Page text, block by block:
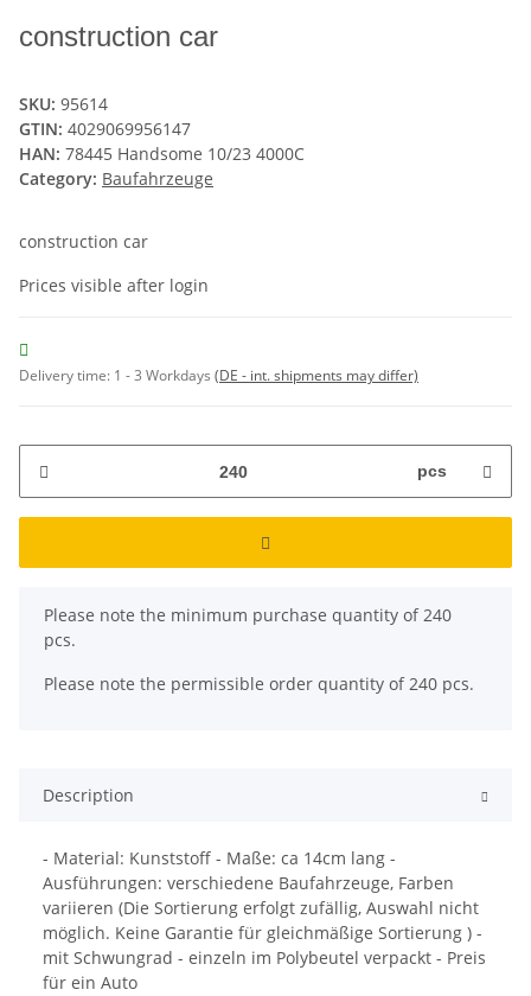
construction car
SKU: 95614
GTIN: 4029069956147
HAN: 78445 Handsome 10/23 4000C
Category: Baufahrzeuge
construction car
Prices visible after login
Delivery time: 1 - 3 Workdays (DE - int. shipments may differ)
pcs
x
Please note the minimum purchase quantity of 240
pcs.
Please note the permissible order quantity of 240 pcs.
Description
- Material: Kunststoff - Maße: ca 14cm lang -
Ausführungen: verschiedene Baufahrzeuge, Farben
variieren (Die Sortierung erfolgt zufällig, Auswahl nicht
möglich. Keine Garantie für gleichmäßige Sortierung ) -
mit Schwungrad - einzeln im Polybeutel verpackt - Preis
für ein Auto